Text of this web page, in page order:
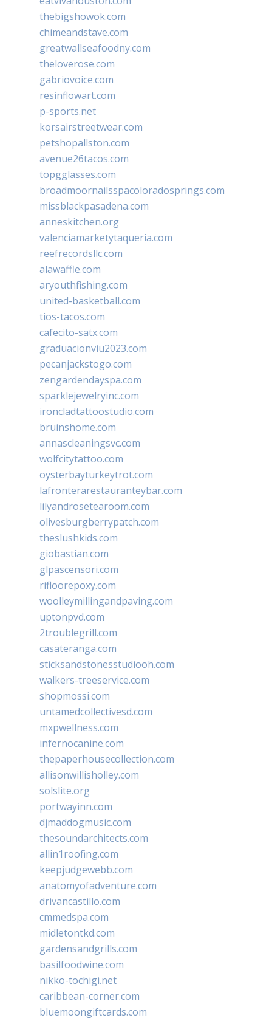
thebigshowok.com
chimeandstave.com
greatwallseafoodny.com
theloverose.com
gabriovoice.com
resinflowart.com
p-sports.net
korsairstreetwear.com
petshopallston.com
avenue26tacos.com
topgglasses.com
broadmoornailsspacoloradosprings.com
missblackpasadena.com
anneskitchen.org
valenciamarketytaqueria.com
reefrecordsllc.com
alawaffle.com
aryouthfishing.com
united-basketball.com
tios-tacos.com
cafecito-satx.com
graduacionviu2023.com
pecanjackstogo.com
zengardendayspa.com
sparklejewelryinc.com
ironcladtattoostudio.com
bruinshome.com
annascleaningsvc.com
wolfcitytattoo.com
oysterbayturkeytrot.com
lafronterarestauranteybar.com
lilyandrosetearoom.com
olivesburgberrypatch.com
theslushkids.com
giobastian.com
glpascensori.com
rifloorepoxy.com
woolleymillingandpaving.com
uptonpvd.com
2troublegrill.com
casateranga.com
sticksandstonesstudiooh.com
walkers-treeservice.com
shopmossi.com
untamedcollectivesd.com
mxpwellness.com
infernocanine.com
thepaperhousecollection.com
allisonwillisholley.com
solslite.org
portwayinn.com
djmaddogmusic.com
thesoundarchitects.com
allin1roofing.com
keepjudgewebb.com
anatomyofadventure.com
drivancastillo.com
cmmedspa.com
midletontkd.com
gardensandgrills.com
basilfoodwine.com
nikko-tochigi.net
caribbean-corner.com
bluemoongiftcards.com